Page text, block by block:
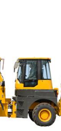
que cumplen
sus
de